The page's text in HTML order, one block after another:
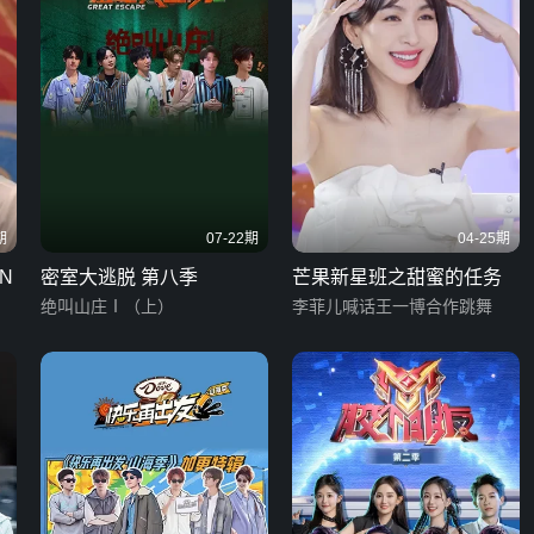
07-22期
密室大逃脱 第八季
绝叫山庄Ⅰ（上）
04-25期
芒果新星班之甜蜜的任务
李菲儿喊话王一博合作跳舞